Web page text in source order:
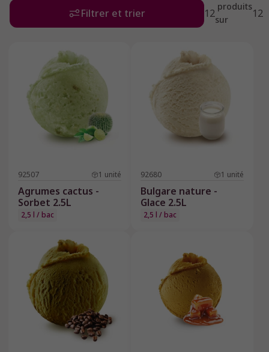
Filtrer et trier 12 produits
sur
12
92507 1 unité
Agrumes cactus -
Sorbet 2.5L
2,5 l / bac
92680 1 unité
Bulgare nature -
Glace 2.5L
2,5 l / bac